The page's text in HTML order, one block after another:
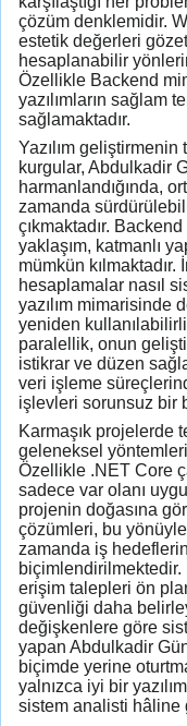
çözüm denklemidir.
estetik değerleri
hesaplanabilir
Özellikle Backend
yazılımların sağlam
sağlamaktadır.
Yazılım geliştirmenin
kurgular, Abdulkadir
harmanlandığında,
zamanda
çıkmaktadır.
yaklaşım, katmanlı
mümkün
hesaplamalar nasıl
yazılım mimarisinde
yeniden
paralellik, onun
istikrar ve düzen
veri işleme
işlevleri sorunsuz bir
Karmaşık projelerde
geleneksel
Özellikle .NET Core
sadece var olanı
projenin doğasına
çözümleri, bu
zamanda iş
biçimlendirilmektedir.
erişim talepleri ön
güvenliği daha
değişkenlere göre
yapan Abdulkadir
biçimde yerine
yalnızca iyi bir
sistem analisti hâline